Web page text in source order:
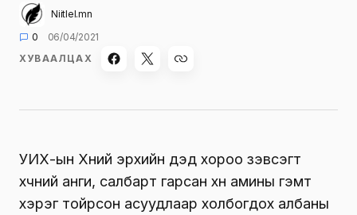
Niitlel.mn
0
06/04/2021
ХУВААЛЦАХ
УИХ-ын Хүний эрхийн дэд хороо зэвсэгт
хүчний анги, салбарт гарсан хүн амины гэмт
хэрэг тойрсон асуудлаар холбогдох албаны